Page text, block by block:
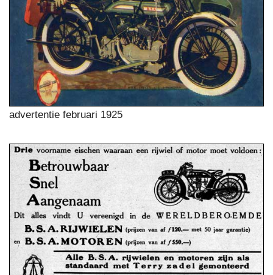
advertentie februari 1925